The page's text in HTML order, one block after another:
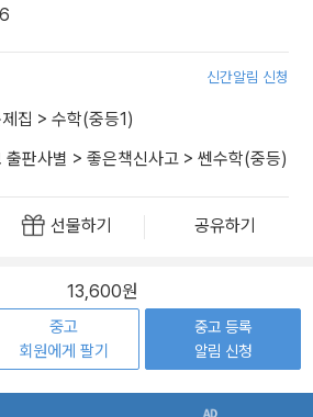
신간알림 신청
집 > 수학(중등1)
출판사별 > 좋은책신사고 > 쎈수학(중등)
선물하기 공유하기
13,600원
중고
회원에게 팔기
중고 등록
알림 신청